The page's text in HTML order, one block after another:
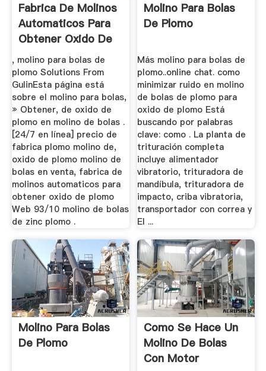
Fabrica De Molinos
Automaticos Para
Obtener Oxido De
Plomo
, molino para bolas de
plomo Solutions From
GulinEsta página está
sobre el molino para bolas,
» Obtener, de oxido de
plomo en molino de bolas .
[24/7 en línea] precio de
fabrica plomo molino de,
oxido de plomo molino de
bolas en venta, fabrica de
molinos automaticos para
obtener oxido de plomo
Web 93/10 molino de bolas
de zinc plomo .
Molino Para Bolas
De Plomo
Más molino para bolas de
plomo..online chat. como
minimizar ruido en molino
de bolas de plomo para
oxido de plomo Está
buscando por palabras
clave: como . La planta de
trituración completa
incluye alimentador
vibratorio, trituradora de
mandíbula, trituradora de
impacto, criba vibratoria,
transportador con correa y
El ...
Molino Para Bolas
De Plomo
Como Se Hace Un
Molino De Bolas
Con Motor